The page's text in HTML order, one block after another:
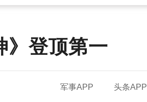
》登顶第一
军事APP 头条APP